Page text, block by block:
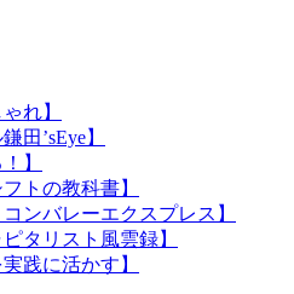
れ】
田’sEye】
】
トの教科書】
ンバレーエクスプレス】
タリスト風雲録】
践に活かす】